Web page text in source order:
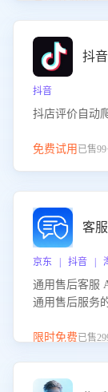
抖
抖音
抖店评价自动
免费试用 已售
客
京东 | 抖音 |
通用售后客服
通用售后服务
的应对要点，
限时免费已售